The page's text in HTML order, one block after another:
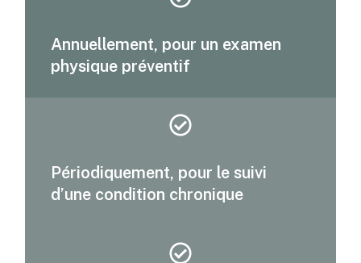
Annuellement, pour un examen
physique préventif
Périodiquement, pour le suivi
d’une condition chronique